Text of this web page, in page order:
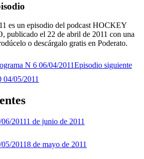
es un episodio del podcast HOCKEY
el 22 de abril de 2011 con una
o descárgalo gratis en Poderato.
N 6 06/04/2011Episodio siguiente
05/2011
20111 de junio de 2011
20118 de mayo de 2011